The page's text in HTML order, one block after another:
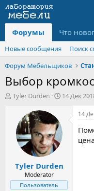
Форумы Что
Новые сообщения
Поиск
Форум Мебельщиков
Выбор
А
ы
Tyler Durden
Д
н
а
л
14 Дек
Tyler Durden
Moderator
Пользователь
14